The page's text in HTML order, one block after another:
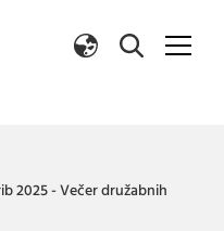
2025 - Večer družabnih